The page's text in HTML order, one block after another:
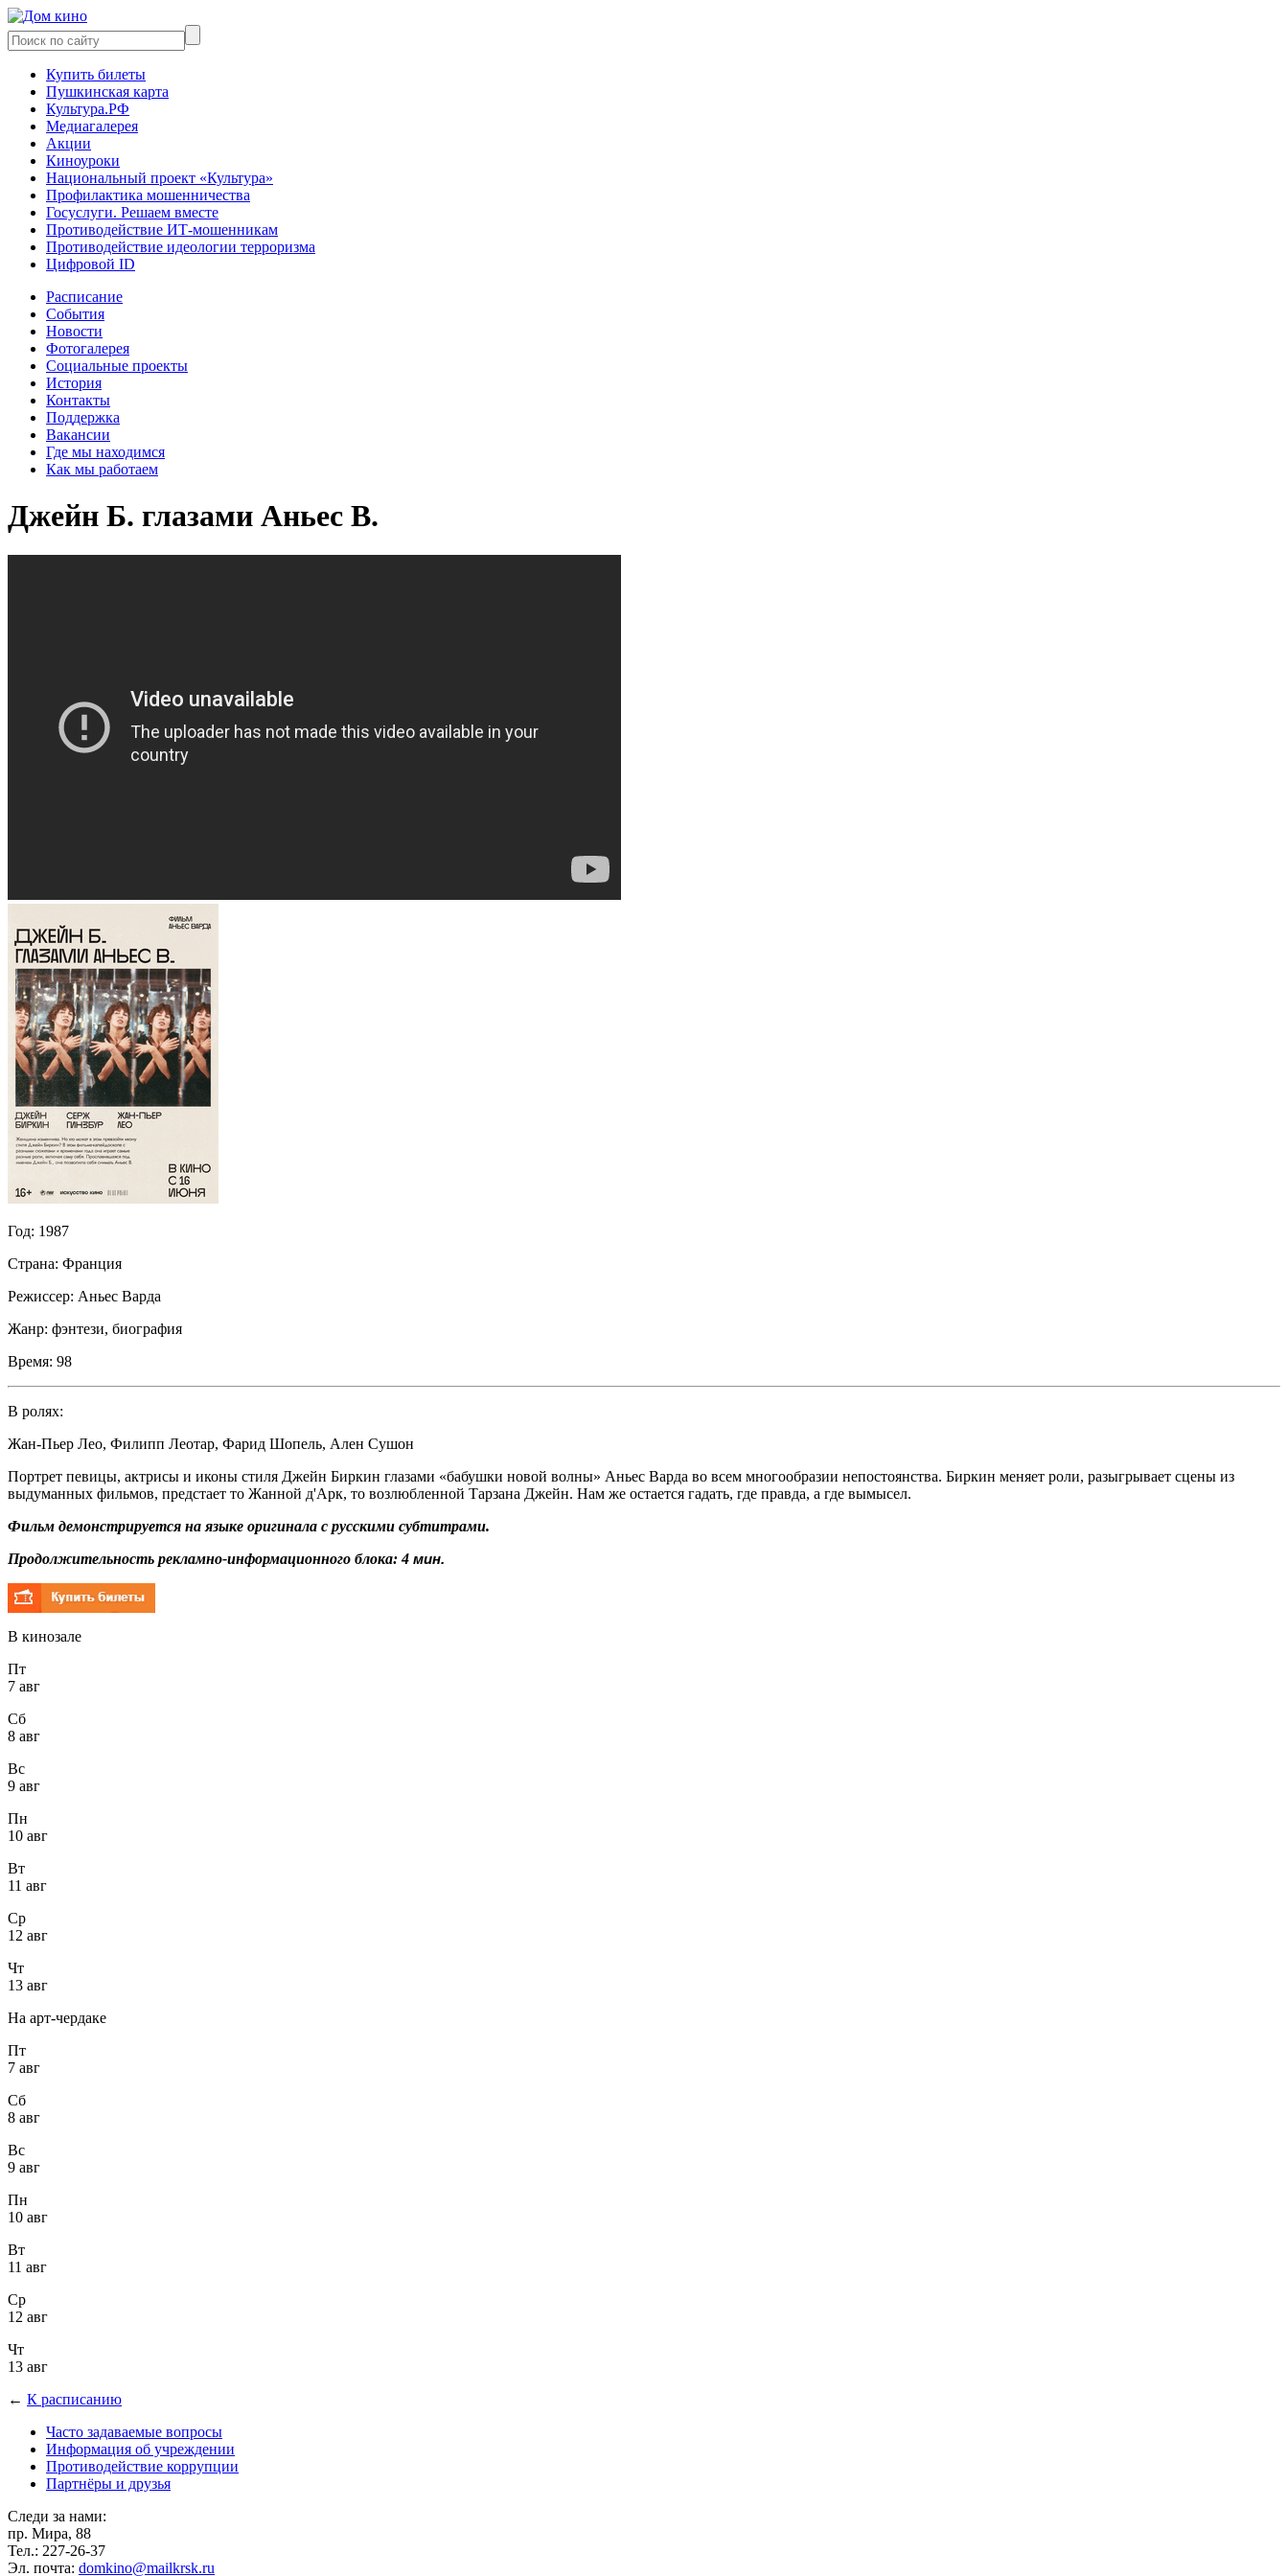
Купить билеты
Пушкинская карта
Культура.РФ
Медиагалерея
Акции
Киноуроки
Национальный проект «Культура»
Профилактика мошенничества
Госуслуги. Решаем вместе
Противодействие ИТ-мошенникам
Противодействие идеологии терроризма
Цифровой ID
Расписание
События
Новости
Фотогалерея
Социальные проекты
История
Контакты
Поддержка
Вакансии
Где мы находимся
Как мы работаем
Джейн Б. глазами Аньес В.
Год: 1987
Страна: Франция
Режиссер: Аньес Варда
Жанр: фэнтези, биография
Время: 98
В ролях:
Жан-Пьер Лео, Филипп Леотар, Фарид Шопель, Ален Сушон
Портрет певицы, актрисы и иконы стиля Джейн Биркин глазами «бабушки новой волны» Аньес Варда во всем многообразии непостоянства. Биркин меняет роли, разыгрывает сцены из
выдуманных фильмов, предстает то Жанной д'Арк, то возлюбленной Тарзана Джейн. Нам же остается гадать, где правда, а где вымысел.
Фильм демонстрируется на языке оригинала с русскими субтитрами.
Продолжительность рекламно-информационного блока: 4 мин.
В кинозале
Пт
7 авг
Сб
8 авг
Вс
9 авг
Пн
10 авг
Вт
11 авг
Ср
12 авг
Чт
13 авг
На арт-чердаке
Пт
7 авг
Сб
8 авг
Вс
9 авг
Пн
10 авг
Вт
11 авг
Ср
12 авг
Чт
13 авг
← К расписанию
Часто задаваемые вопросы
Информация об учреждении
Противодействие коррупции
Партнёры и друзья
Следи за нами:
пр. Мира, 88
Тел.: 227-26-37
Эл. почта: domkino@mailkrsk.ru